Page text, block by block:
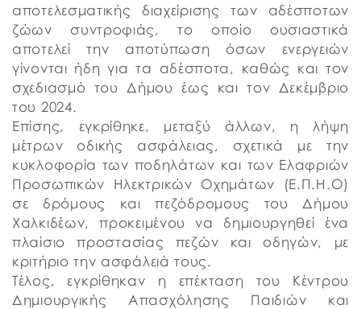
αποτελεσματικής διαχείρισης των αδέσποτων
ζώων συντροφιάς, το οποίο ουσιαστικά
αποτελεί την αποτύπωση όσων ενεργειών
γίνονται ήδη για τα αδέσποτα, καθώς και τον
σχεδιασμό του Δήμου έως και τον Δεκέμβριο
του 2024.
Επίσης, εγκρίθηκε, μεταξύ άλλων, η λήψη
μέτρων οδικής ασφάλειας, σχετικά με την
κυκλοφορία των ποδηλάτων και των Ελαφριών
Προσωπικών Ηλεκτρικών Οχημάτων (Ε.Π.Η.Ο)
σε δρόμους και πεζόδρομους του Δήμου
Χαλκιδέων, προκειμένου να δημιουργηθεί ένα
πλαίσιο προστασίας πεζών και οδηγών, με
κριτήριο την ασφάλειά τους.
Τέλος, εγκρίθηκαν η επέκταση του Κέντρου
Δημιουργικής Απασχόλησης Παιδιών και